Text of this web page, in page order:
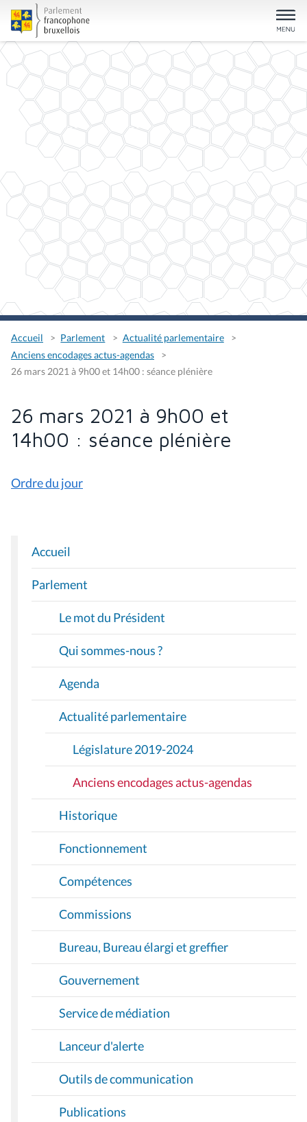
Accueil Parlement
Actualité parlementaire
Anciens encodages actus-agendas
26 mars 2021 à 9h00 et 14h00 : séance plénière
26 mars 2021 à 9h00 et
14h00 : séance plénière
Ordre du jour
N
A
V
G
T
O
Accueil
Parlement
Le mot du Président
Qui sommes-nous ?
Agenda
Actualité parlementaire
Législature 2019-2024
Anciens encodages actus-agendas
Historique
Fonctionnement
Compétences
Commissions
Bureau, Bureau élargi et greffier
Gouvernement
Service de médiation
Lanceur d'alerte
Outils de communication
Publications